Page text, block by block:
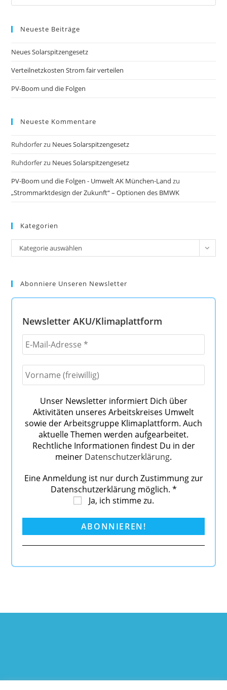
Neueste Beiträge
Neues Solarspitzengesetz
Verteilnetzkosten Strom fair verteilen
PV-Boom und die Folgen
Neueste Kommentare
Ruhdorferzu Neues Solarspitzengesetz
Ruhdorferzu Neues Solarspitzengesetz
PV-Boom und die Folgen - Umwelt AK München-Land zu
„Strommarktdesign der Zukunft“ – Optionen des BMWK
Kategorien
Kategorien
Kategorie auswählen
Abonniere Unseren Newsletter
Newsletter AKU/Klimaplattform
Unser Newsletter informiert Dich über
Aktivitäten unseres Arbeitskreises Umwelt
sowie der Arbeitsgruppe Klimaplattform. Auch
aktuelle Themen werden aufgearbeitet.
Rechtliche Informationen findest Du in der
meiner Datenschutzerklärung.
Eine Anmeldung ist nur durch Zustimmung zur
Datenschutzerklärung möglich. *
Ja, ich stimme zu.